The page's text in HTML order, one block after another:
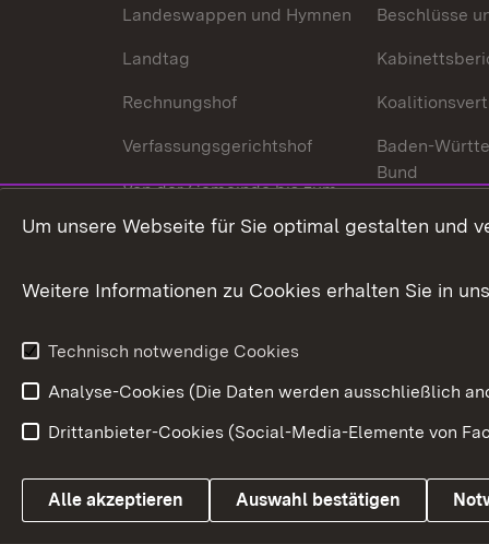
Landeswappen und Hymnen
Landtag
Rechnungshof
Verfassungsgerichtshof
Von der Gemeinde bis zum
Ministerium
Wirtschaftsstandort
Urlaubs- und Kulturland
Beschlüsse
Baden-
Bund
In Europa und
Link zum Landesportal
Um unsere Webseite für Sie optimal gestalten und
Weitere Informationen zu Cookies erhalten Sie in
Technisch notwendige Cookies
Analyse-Cookies (Die Daten werden ausschließlich
Drittanbieter-Cookies (Social-Media-Elemente von
Alle akzeptieren Auswahl bestätigen